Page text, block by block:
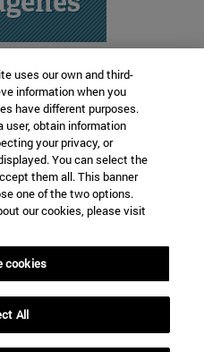
Cultura Vasca
uses our own and third-
information when you
have different purposes.
user, obtain information
your privacy, or
You can select the
them all. This banner
one of the two options.
our cookies, please visit
cookies
All